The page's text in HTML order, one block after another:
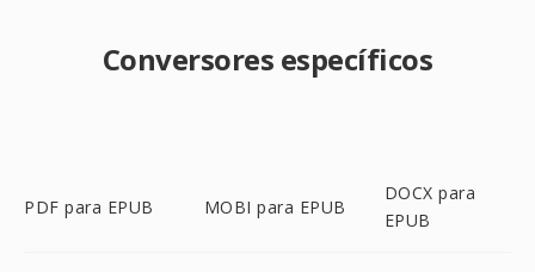
Conversores específicos
PDF para EPUB MOBI para EPUB
DOCX para
EPUB